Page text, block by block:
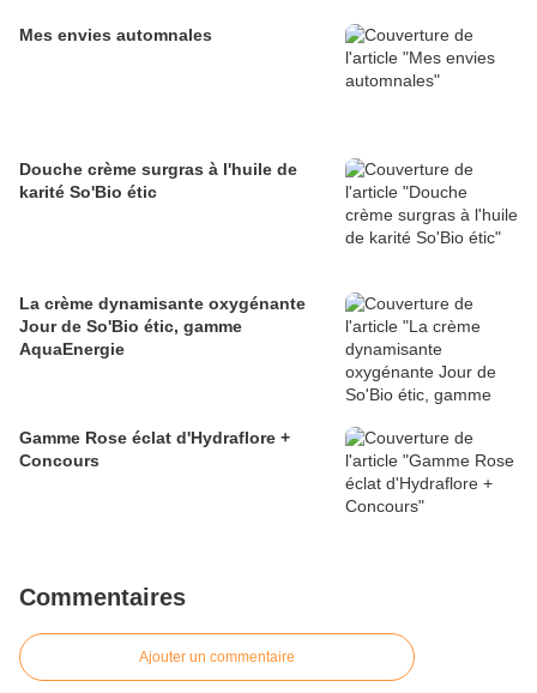
Mes envies automnales
Douche crème surgras à l'huile de
karité So'Bio étic
La crème dynamisante oxygénante
Jour de So'Bio étic, gamme
AquaEnergie
Gamme Rose éclat d'Hydraflore +
Concours
Commentaires
Ajouter un commentaire